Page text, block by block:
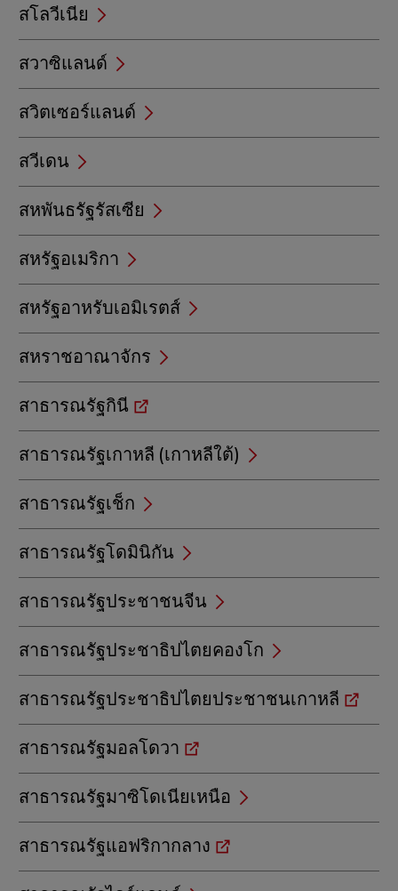
สโลวีเนีย
สวาซิแลนด์
สวิตเซอร์แลนด์
สวีเดน
สหพันธรัฐรัสเซีย
สหรัฐอเมริกา
สหรัฐอาหรับเอมิเรตส์
สหราชอาณาจักร
สาธารณรัฐกินี
สาธารณรัฐเกาหลี (เกาหลีใต้)
สาธารณรัฐเช็ก
สาธารณรัฐโดมินิกัน
สาธารณรัฐประชาชนจีน
สาธารณรัฐประชาธิปไตยคองโก
สาธารณรัฐประชาธิปไตยประชาชนเกาหลี
สาธารณรัฐมอลโดวา
สาธารณรัฐมาซิโดเนียเหนือ
สาธารณรัฐแอฟริกากลาง